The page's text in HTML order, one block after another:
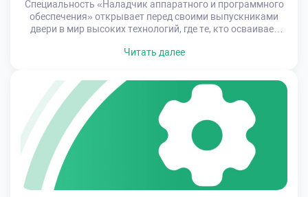
Специальность «Наладчик аппаратного и программного
обеспечения» открывает перед своими выпускниками
двери в мир высоких технологий, где те, кто осваивает
незаменимыми на рынке труда. В то время как многие
устаревания, эксперты в данной области продолжают
оставаться востребованными, наполняя свои будни
увлекательными задачами и реализацией […]
Читать далее